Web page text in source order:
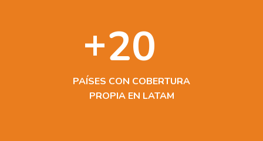
+20
PAÍSES CON COBERTURA
PROPIA EN LATAM